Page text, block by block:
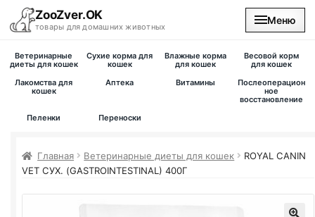
ZooZver.OK
товары для домашних животных
Меню
На главную
Вакансии
Ветеринарные
диеты для кошек
Сухие корма для
кошек
Влажные корма
для кошек
Весовой корм
для кошек
Лакомства для
кошек
Аптека Витамины
Послеоперацион
ное
восстановление
Пеленки
Переноски
Главная Ветеринарные диеты для кошек
ROYAL CANIN
VET СУХ. (GASTROINTESTINAL) 400Г